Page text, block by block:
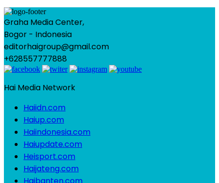
Graha Media Center,
Bogor - Indonesia
editorhaigroup@gmail.com
+628557777888
Hai Media Network
Haiidn.com
Haiup.com
Haiindonesia.com
Haiupdate.com
Heisport.com
Haijateng.com